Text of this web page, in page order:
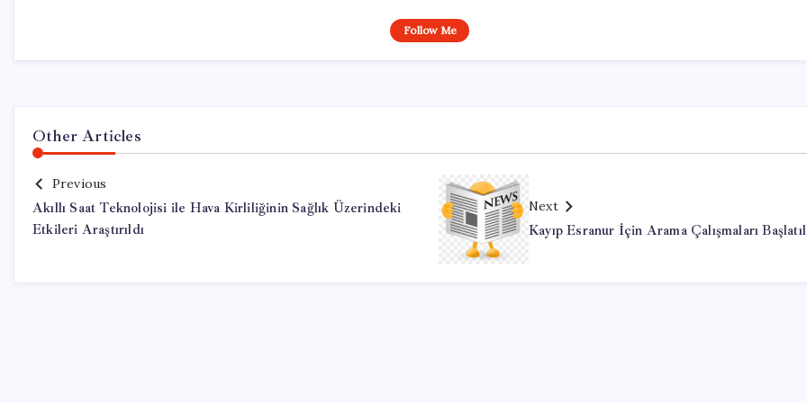
Follow Me
Other Articles
Previous
Akıllı Saat Teknolojisi ile Hava Kirliliğinin Sağlık Üzerindeki
Etkileri Araştırıldı
Next
Kayıp Esranur İçin Arama Çalışmaları